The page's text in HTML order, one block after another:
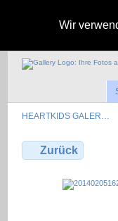
Wir
HEARTKIDS GALER…
Zurück